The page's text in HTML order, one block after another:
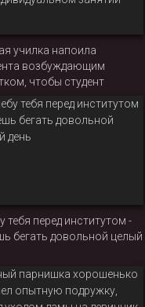
училка напоила
возбуждающим
чтобы студент
русскую бабу прямо
занятии
тебя перед институтом -
бегать довольной целый